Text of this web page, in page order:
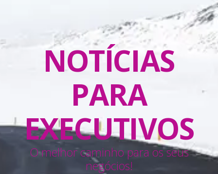
NOTÍCIAS
PARA
EXECUTIVOS
O melhor caminho para os seus
negócios!